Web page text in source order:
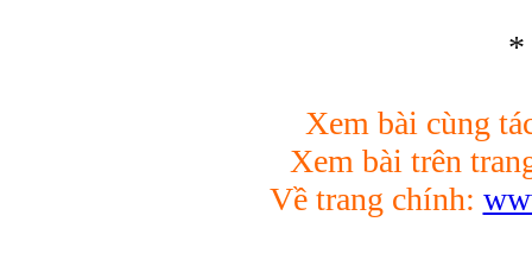
*
Xem bài cùng
Xem bài trên
Về trang chính: